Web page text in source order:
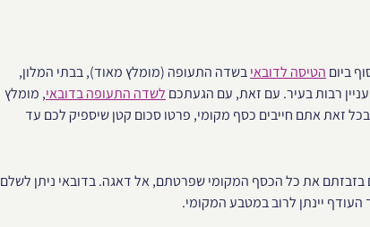
ביום הטיסה לדובאיבשדה התעופה (מומלץ מאוד), בבתי המלון,
עניין רבות בעיר. עם זאת, עם הגעתכם לשדה התעופה בדובאי, מומלץ
זאת אתם חייבים כסף מקומי, פרטו סכום קטן שיספיק לכם עד
את כל הכסף המקומי שפרטתם, אל דאגה. בדובאי ניתן לשלם
העודף יינתן לרוב במטבע המקומי.